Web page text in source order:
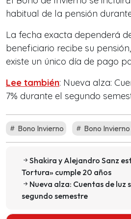
habitual de la pensión
La fecha exacta dependerá
beneficiario recibe su
existe un único día de pago
Lee también: Nueva alza:
7% durante el segundo
Bono Invierno Bono
Shakira y Alejandro Sanz
Tortura» cumple 20 años
Nueva alza: Cuentas de luz
segundo semestre